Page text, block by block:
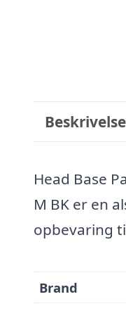
Beskrivelse
Head Base
M BK er en
opbevaring
Brand